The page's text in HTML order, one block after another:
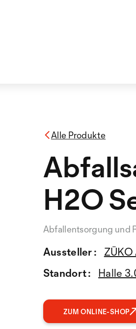
Alle Produkte
H2O
Abfallentsorgung und
Aussteller :
ZÜKO
Standort :
Halle
ZUM ONLINE-SHOP